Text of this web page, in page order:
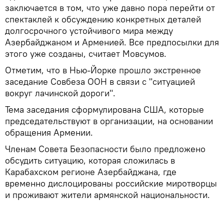
заключается в том, что уже давно пора перейти от
спектаклей к обсуждению конкретных деталей
долгосрочного устойчивого мира между
Азербайджаном и Арменией. Все предпосылки для
этого уже созданы, считает Мовсумов.
Отметим, что в Нью-Йорке прошло экстренное
заседание Совбеза ООН в связи с "ситуацией
вокруг лачинской дороги".
Тема заседания сформулирована США, которые
председательствуют в организации, на основании
обращения Армении.
Членам Совета Безопасности было предложено
обсудить ситуацию, которая сложилась в
Карабахском регионе Азербайджана, где
временно дислоцированы российские миротворцы
и проживают жители армянской национальности.